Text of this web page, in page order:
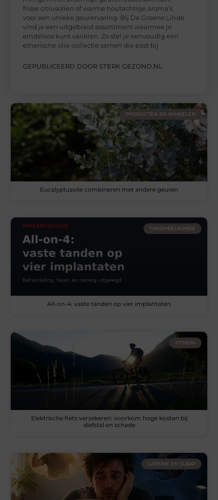
frisse citrusoliën of warme houtachtige aroma’s
voor een unieke geurervaring. Bij De Groene Linde
vind je een uitgebreid assortiment waarmee je
eindeloos kunt variëren. Zo stel je eenvoudig een
etherische olie-collectie samen die past bij
GEPUBLICEERD DOOR STERK GEZOND.NL
PRODUCTEN EN WINKELEN
Eucalyptusolie combineren met andere geuren
TANDHEELKUNDE
All-on-4: vaste tanden op vier implantaten
FITNESS
Elektrische fiets verzekeren: voorkom hoge kosten bij
diefstal en schade
CAFEÏNE EN SLAAP